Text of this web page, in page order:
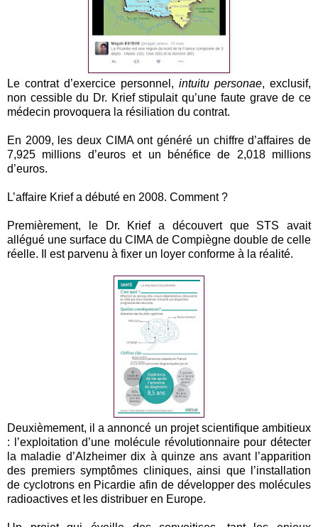
Le contrat d’exercice personnel, intuitu personae, exclusif,
non cessible du Dr. Krief stipulait qu’une faute grave de ce
médecin provoquera la résiliation du contrat.
En 2009, les deux CIMA ont généré un chiffre d’affaires de
7,925 millions d’euros et un bénéfice de 2,018 millions
d’euros.
L’affaire Krief a débuté en 2008. Comment ?
Premièrement, le Dr. Krief a découvert que STS avait
allégué une surface du CIMA de Compiègne double de celle
réelle. Il est parvenu à fixer un loyer conforme à la réalité.
Deuxièmement, il a annoncé un projet scientifique ambitieux
: l’exploitation d’une molécule révolutionnaire pour détecter
la maladie d’Alzheimer dix à quinze ans avant l’apparition
des premiers symptômes cliniques, ainsi que l’installation
de cyclotrons en Picardie afin de développer des molécules
radioactives et les distribuer en Europe.